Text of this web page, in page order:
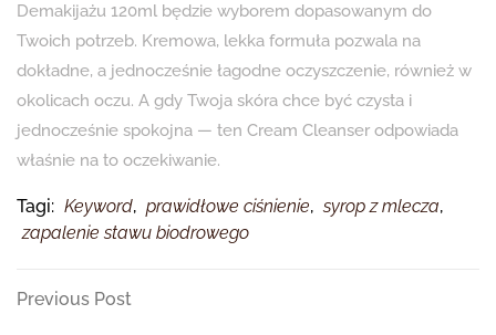
Demakijażu 120ml będzie wyborem dopasowanym do
Twoich potrzeb. Kremowa, lekka formuła pozwala na
dokładne, a jednocześnie łagodne oczyszczenie, również w
okolicach oczu. A gdy Twoja skóra chce być czysta i
jednocześnie spokojna — ten Cream Cleanser odpowiada
właśnie na to oczekiwanie.
Tagi: Keyword, prawidłowe ciśnienie, syrop z mlecza,
zapalenie stawu biodrowego
Nawigacja
Previous
Previous Post